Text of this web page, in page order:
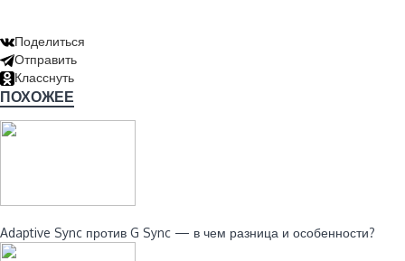
Поделиться
Отправить
Класснуть
ПОХОЖЕЕ
Adaptive Sync против G Sync — в чем разница и особенности?